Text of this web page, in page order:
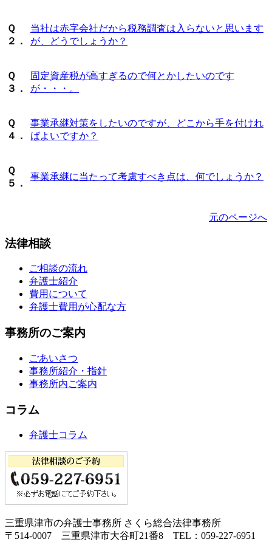
Ｑ
２．
当社は赤字会社だから税務調査は入らないと思います
が、どうでしょうか？
Ｑ
３．
固定資産税が高すぎるので何とかしたいのです
が・・・。
Ｑ
４．
事業承継対策をしたいのですが、どこから手を付けれ
ばよいですか？
Ｑ
５．
事業承継に当たって考慮すべき点は、何でしょうか？
元のページへ
法律相談
ご相談の流れ
弁護士紹介
費用について
弁護士費用が心配な方
事務所のご案内
ごあいさつ
事務所紹介・指針
事務所内ご案内
コラム
弁護士コラム
三重県津市の弁護士事務所 さくら総合法律事務所
〒514-0007 三重県津市大谷町21番8 TEL：059-227-6951